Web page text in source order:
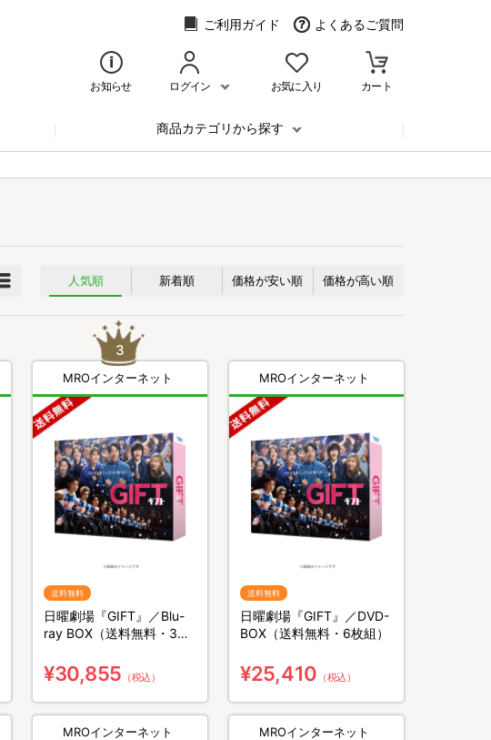
ご利用ガイド よくあるご質問
お知らせ ログイン お気に入り カート
商品カテゴリから探す
人気順 新着順 価格が安い順 価格が高い順
MROインターネット
送料無料
日曜劇場『GIFT』／Blu-
ray BOX（送料無料・3枚
¥30,855 （税込）
MROインターネット
送料無料
日曜劇場『GIFT』／DVD-
BOX（送料無料・6枚組）
¥25,410 （税込）
MROインターネット MROインターネット